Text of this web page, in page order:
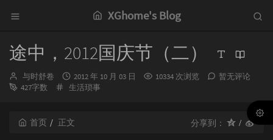
XGhome's Blog
途中，2012国庆节（二）
博
主：
与时舒卷
发
布
2012 年 10 月 03 日 10334 次浏览
暂无评论
427字数
分
生活琐事
首页 正文 分享到：